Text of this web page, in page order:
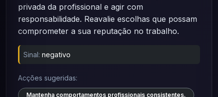
privada da profissional e agir com
responsabilidade. Reavalie escolhas que possam
comprometer a sua reputação no trabalho.
Sinal: negativo
Acções sugeridas:
Mantenha comportamentos profissionais consistentes.